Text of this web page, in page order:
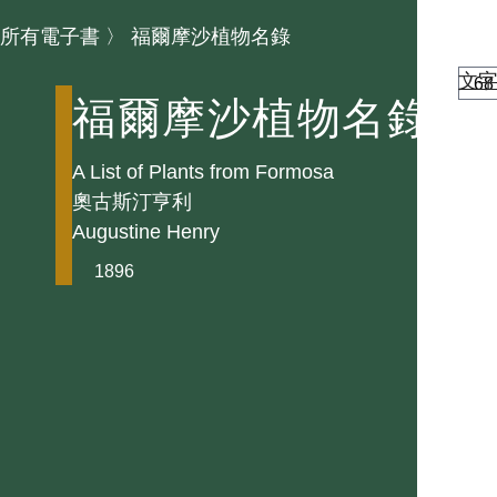
所有電子書 〉 福爾摩沙植物名錄
福爾摩沙植物名錄
A List of Plants from Formosa
奧古斯汀亨利
Augustine Henry
1896
文